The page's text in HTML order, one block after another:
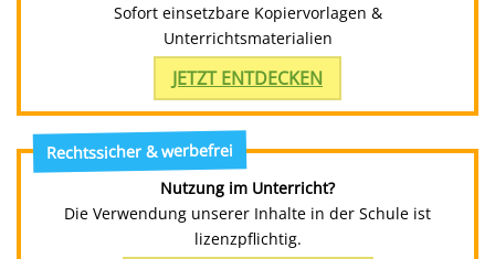
Sofort einsetzbare Kopiervorlagen &
Unterrichtsmaterialien
JETZT ENTDECKEN
Rechtssicher & werbefrei
Nutzung im Unterricht?
Die Verwendung unserer Inhalte in der Schule ist
lizenzpflichtig.